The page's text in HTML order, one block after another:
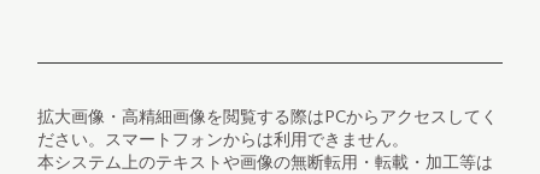
拡大画像・高精細画像を閲覧する際はPCからアクセスしてく
ださい。スマートフォンからは利用できません。
本システム上のテキストや画像の無断転用・転載・加工等は